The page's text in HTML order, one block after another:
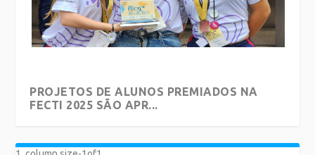
PROJETOS DE ALUNOS PREMIADOS NA
FECTI 2025 SÃO APR...